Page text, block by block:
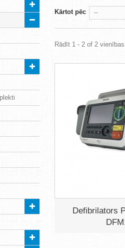
Kārtot pēc --
Rādīt 1 - 2 of 2 vienības
Defibrilators